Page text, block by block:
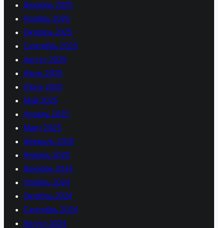
Декабрь 2025
Ноябрь 2025
Октябрь 2025
Сентябрь 2025
Август 2025
Июль 2025
Июнь 2025
Май 2025
Апрель 2025
Март 2025
Февраль 2025
Январь 2025
Декабрь 2024
Ноябрь 2024
Октябрь 2024
Сентябрь 2024
Август 2024